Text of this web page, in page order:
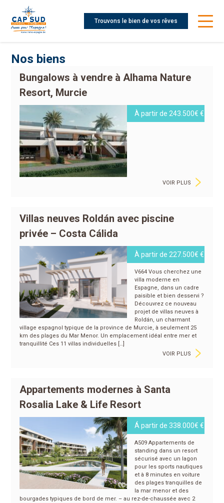
Trouvons le bien de vos rêves
Nos biens
Bungalows à vendre à Alhama Nature
Resort, Murcie
À partir de 243.500€ €
VOIR PLUS >
Villas neuves Roldán avec piscine
privée – Costa Cálida
À partir de 227.500€ €
V664 Vous cherchez une
villa moderne en
Espagne, dans un cadre
paisible et bien desservi ?
Découvrez ce nouveau
projet de villas neuves à
Roldán, un charmant
village espagnol typique de la province de Murcie, à seulement 25
km des plages du Mar Menor. Un emplacement idéal entre mer et
tranquillité Ces 11 villas individuelles […]
VOIR PLUS
>
Appartements modernes à Santa
Rosalia Lake & Life Resort
Á partir de 338.000€ €
A509 Appartements de
standing dans un resort
sécurisé avec un lagon
pour les sports nautiques
et à 8 minutes en voiture
des plages tranquilles de
la mar menor et des
bourgades typiques de bord de mer. – au rez-de-chaussée avec 2